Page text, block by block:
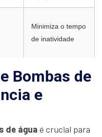
Minimiza o tempo
de inatividade
Bombas de
e
de água é crucial para